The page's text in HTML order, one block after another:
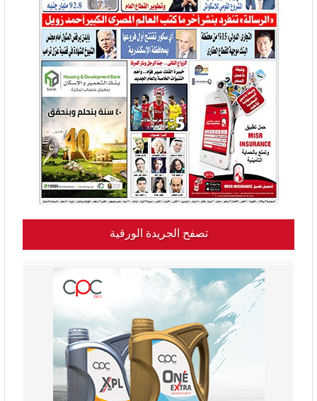
تصفح الجريدة الورقية